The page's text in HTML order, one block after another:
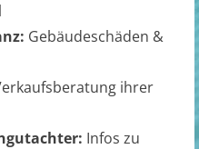
Gebäudeschäden &
ihrer
Infos zu